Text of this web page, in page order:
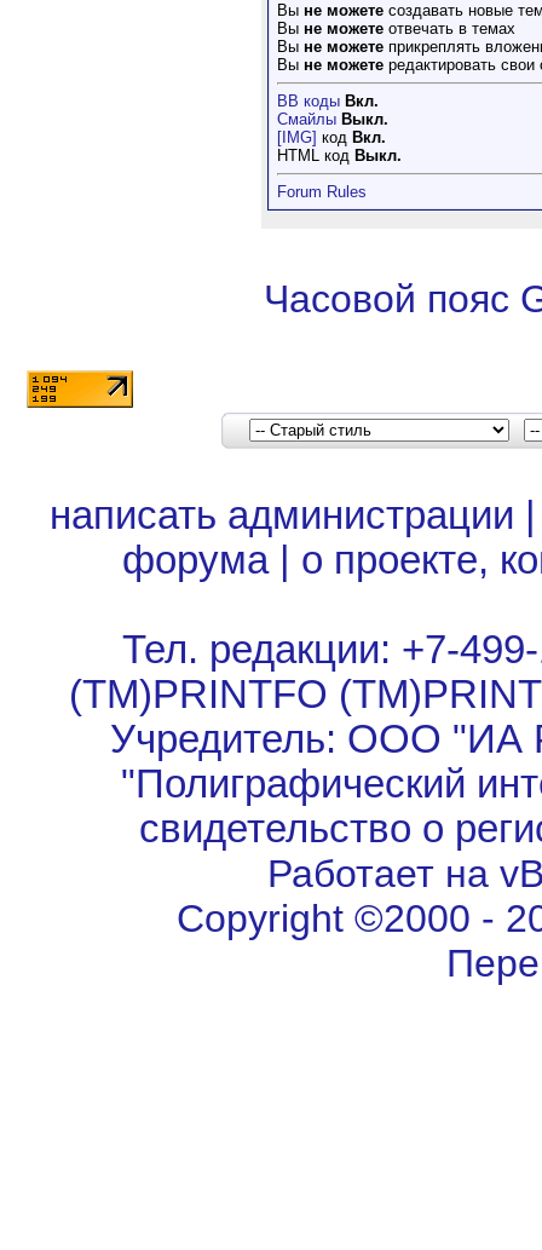
Вы не можете создавать новые
Вы не можете отвечать в темах
Вы не можете прикреплять
Вы не можете редактировать
BB коды Вкл.
Смайлы Выкл.
[IMG] код Вкл.
HTML код Выкл.
Forum Rules
Часовой пояс
написать администрации
форума| о проекте,
Тел. редакции: +7-
(TM)PRINTFO
Учредитель: ООО "ИА
"Полиграфический
свидетельство о
Работает на
Copyright ©2000 -